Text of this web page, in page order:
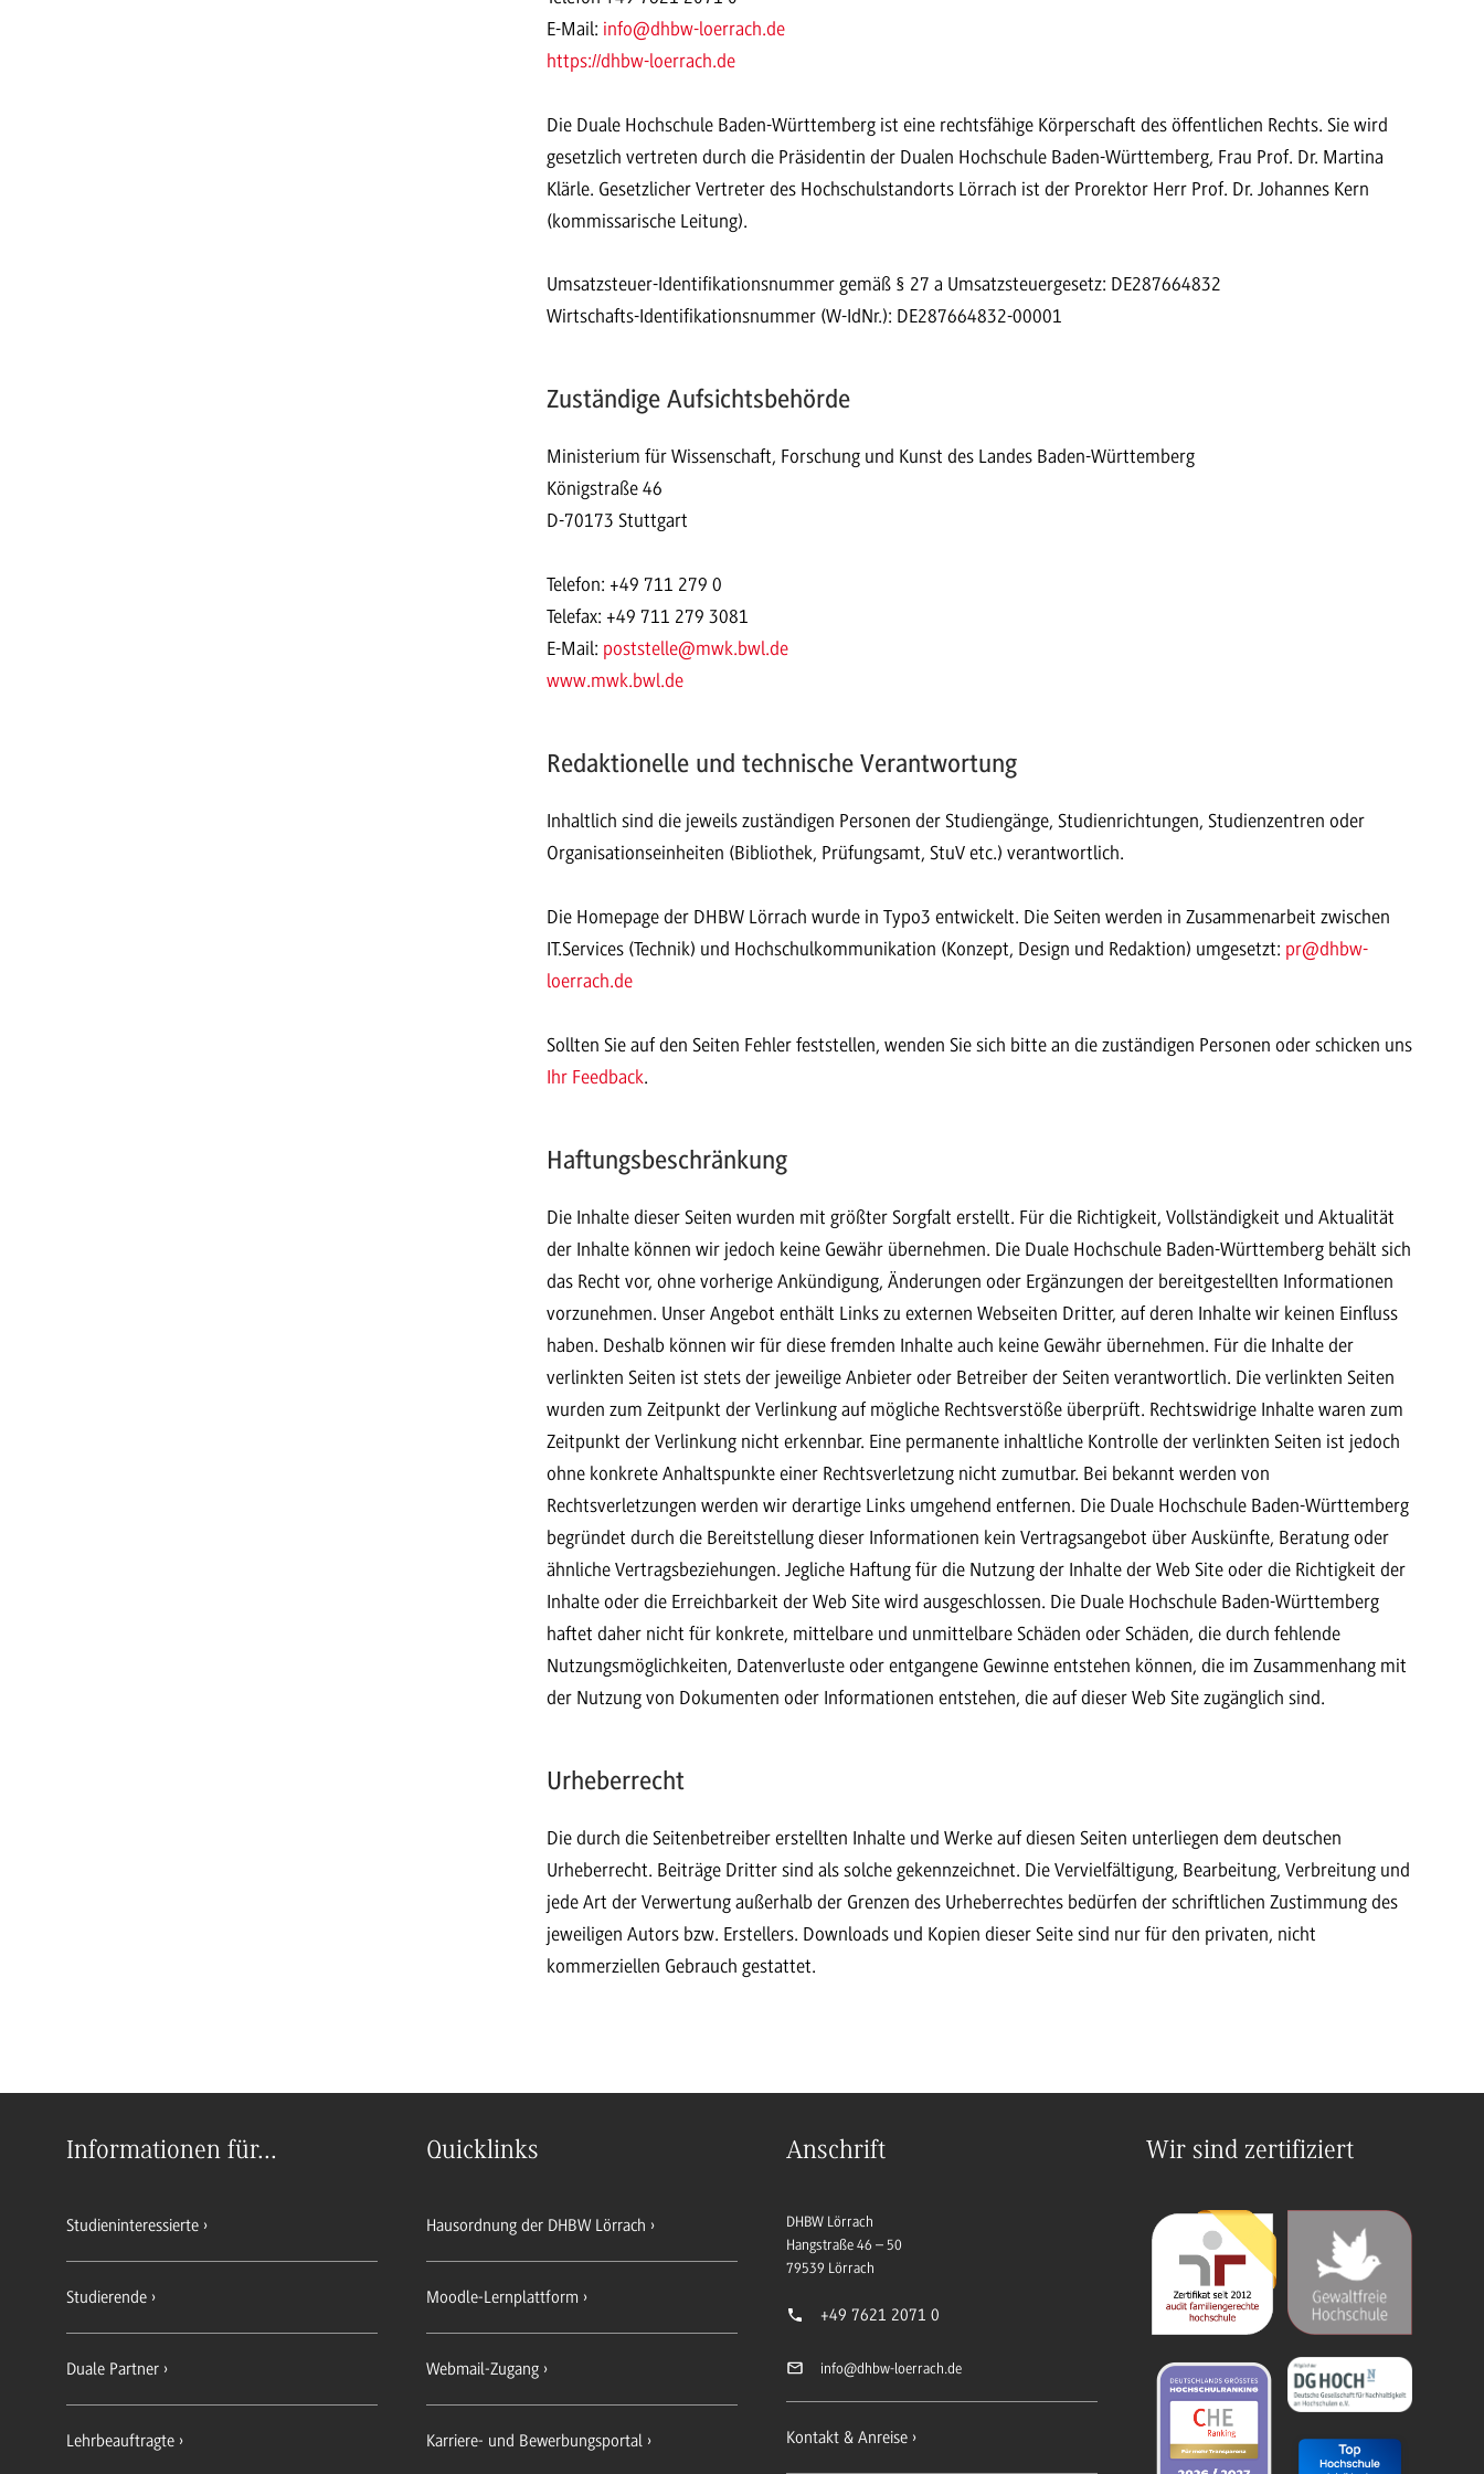
E-Mail: info@dhbw-loerrach.de
https://dhbw-loerrach.de
Die Duale Hochschule Baden-Württemberg ist eine rechtsfähige Körperschaft des öffentlichen Rechts. Sie wird
gesetzlich vertreten durch die Präsidentin der Dualen Hochschule Baden-Württemberg, Frau Prof. Dr. Martina
Klärle. Gesetzlicher Vertreter des Hochschulstandorts Lörrach ist der Prorektor Herr Prof. Dr. Johannes Kern
(kommissarische Leitung).
Umsatzsteuer-Identifikationsnummer gemäß § 27 a Umsatzsteuergesetz: DE287664832
Wirtschafts-Identifikationsnummer (W-IdNr.): DE287664832-00001
Zuständige Aufsichtsbehörde
Ministerium für Wissenschaft, Forschung und Kunst des Landes Baden-Württemberg
Königstraße 46
D-70173 Stuttgart
Telefon: +49 711 279 0
Telefax: +49 711 279 3081
E-Mail: poststelle@mwk.bwl.de
www.mwk.bwl.de
Redaktionelle und technische Verantwortung
Inhaltlich sind die jeweils zuständigen Personen der Studiengänge, Studienrichtungen, Studienzentren oder
Organisationseinheiten (Bibliothek, Prüfungsamt, StuV etc.) verantwortlich.
Die Homepage der DHBW Lörrach wurde in Typo3 entwickelt. Die Seiten werden in Zusammenarbeit zwischen
IT.Services (Technik) und Hochschulkommunikation (Konzept, Design und Redaktion) umgesetzt: pr@dhbw-
loerrach.de
Sollten Sie auf den Seiten Fehler feststellen, wenden Sie sich bitte an die zuständigen Personen oder schicken uns
Ihr Feedback.
Haftungsbeschränkung
Die Inhalte dieser Seiten wurden mit größter Sorgfalt erstellt. Für die Richtigkeit, Vollständigkeit und Aktualität
der Inhalte können wir jedoch keine Gewähr übernehmen. Die Duale Hochschule Baden-Württemberg behält sich
das Recht vor, ohne vorherige Ankündigung, Änderungen oder Ergänzungen der bereitgestellten Informationen
vorzunehmen. Unser Angebot enthält Links zu externen Webseiten Dritter, auf deren Inhalte wir keinen Einfluss
haben. Deshalb können wir für diese fremden Inhalte auch keine Gewähr übernehmen. Für die Inhalte der
verlinkten Seiten ist stets der jeweilige Anbieter oder Betreiber der Seiten verantwortlich. Die verlinkten Seiten
wurden zum Zeitpunkt der Verlinkung auf mögliche Rechtsverstöße überprüft. Rechtswidrige Inhalte waren zum
Zeitpunkt der Verlinkung nicht erkennbar. Eine permanente inhaltliche Kontrolle der verlinkten Seiten ist jedoch
ohne konkrete Anhaltspunkte einer Rechtsverletzung nicht zumutbar. Bei bekannt werden von
Rechtsverletzungen werden wir derartige Links umgehend entfernen. Die Duale Hochschule Baden-Württemberg
begründet durch die Bereitstellung dieser Informationen kein Vertragsangebot über Auskünfte, Beratung oder
ähnliche Vertragsbeziehungen. Jegliche Haftung für die Nutzung der Inhalte der Web Site oder die Richtigkeit der
Inhalte oder die Erreichbarkeit der Web Site wird ausgeschlossen. Die Duale Hochschule Baden-Württemberg
haftet daher nicht für konkrete, mittelbare und unmittelbare Schäden oder Schäden, die durch fehlende
Nutzungsmöglichkeiten, Datenverluste oder entgangene Gewinne entstehen können, die im Zusammenhang mit
der Nutzung von Dokumenten oder Informationen entstehen, die auf dieser Web Site zugänglich sind.
Urheberrecht
Die durch die Seitenbetreiber erstellten Inhalte und Werke auf diesen Seiten unterliegen dem deutschen
Urheberrecht. Beiträge Dritter sind als solche gekennzeichnet. Die Vervielfältigung, Bearbeitung, Verbreitung und
jede Art der Verwertung außerhalb der Grenzen des Urheberrechtes bedürfen der schriftlichen Zustimmung des
jeweiligen Autors bzw. Erstellers. Downloads und Kopien dieser Seite sind nur für den privaten, nicht
kommerziellen Gebrauch gestattet.
Informationen für...
Studieninteressierte
Studierende
Duale Partner
Lehrbeauftragte
Quicklinks
Hausordnung der DHBW Lörrach
Moodle-Lernplattform
Webmail-Zugang
Karriere- und Bewerbungsportal
Anschrift
DHBW Lörrach
Hangstraße 46 – 50
79539 Lörrach
+49 7621 2071 0
info@dhbw-loerrach.de
Kontakt & Anreise
Wir sind zertifiziert